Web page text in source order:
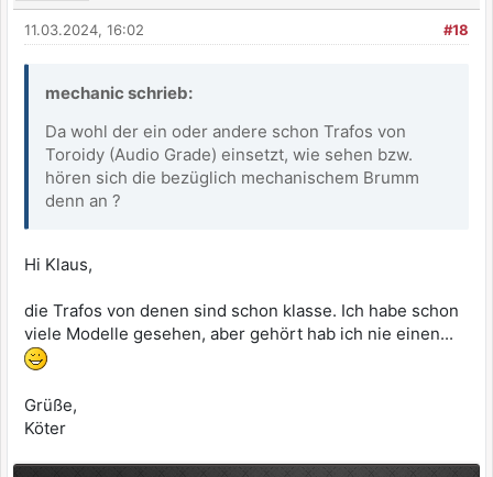
#18
11.03.2024, 16:02
mechanic schrieb:
Da wohl der ein oder andere schon Trafos von
Toroidy (Audio Grade) einsetzt, wie sehen bzw.
hören sich die bezüglich mechanischem Brumm
denn an ?
Hi Klaus,
die Trafos von denen sind schon klasse. Ich habe schon
viele Modelle gesehen, aber gehört hab ich nie einen...
Grüße,
Köter